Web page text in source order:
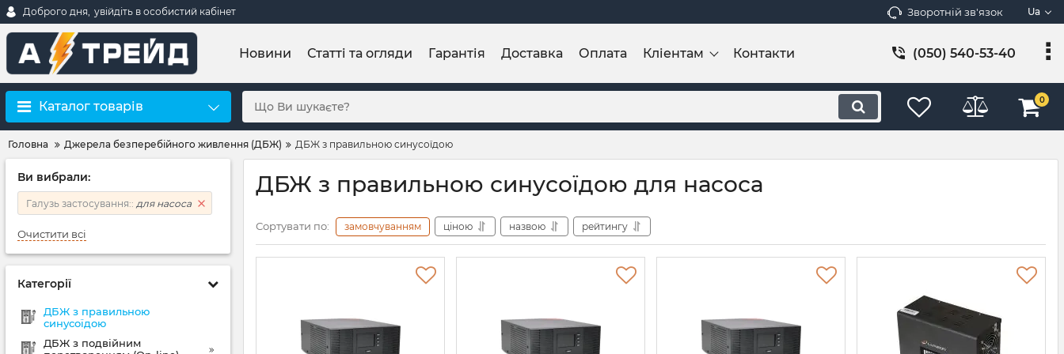
Доброго дня, увійдіть в особистий кабінет Зворотній зв'язок Ua
Новини Статті та огляди Гарантія Доставка Оплата Кліентам Контакти (050) 540-53-40
Каталог товарів 0
Головна Джерела безперебійного живлення (ДБЖ) ДБЖ з правильною синусоїдою
Ви вибрали:
Галузь застосування:: для насоса
Очистити всі
Категорії
ДБЖ з правильною
синусоїдою
ДБЖ з подвійним
ДБЖ з правильною синусоїдою для насоса
Сортувати по: замовчуванням ціною назвою рейтингу